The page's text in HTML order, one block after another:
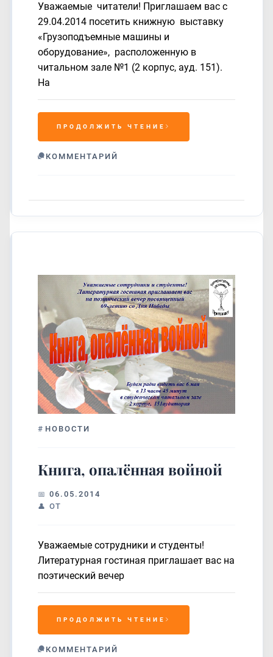
Уважаемые читатели! Приглашаем вас с
29.04.2014 посетить книжную выставку
«Грузоподъемные машины и
оборудование», расположенную в
читальном зале №1 (2 корпус, ауд. 151).
На
ПРОДОЛЖИТЬ ЧТЕНИЕ
КОММЕНТАРИЙ
# НОВОСТИ
Книга, опалённая войной
06.05.2014
ОТ
Уважаемые сотрудники и студенты!
Литературная гостиная приглашает вас на
поэтический вечер
ПРОДОЛЖИТЬ ЧТЕНИЕ
КОММЕНТАРИЙ